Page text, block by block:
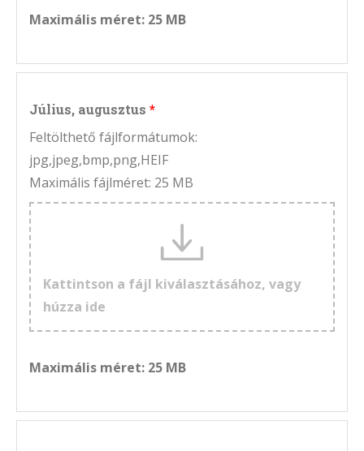
Maximális méret: 25 MB
Július, augusztus
Feltölthető fájlformátumok:
jpg,jpeg,bmp,png,HEIF
Maximális fájlméret: 25 MB
Kattintson a fájl kiválasztásához, vagy
húzza ide
Maximális méret: 25 MB